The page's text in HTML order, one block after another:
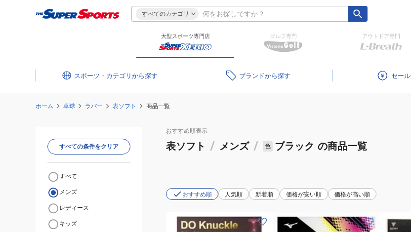
すべてのカテゴリ
大型スポーツ専門店 ゴルフ専門 アウトドア専門
スポーツ・カテゴリ ブランド セール
ホーム 卓球 ラバー 表ソフト 商品一覧
おすすめ順表示
表ソフト / メンズ / 色 ブラック の商品一覧
おすすめ順 人気順 新着順 価格が安い順 価格が高い順
すべての条件をクリア
すべて
メンズ
レディース
キッズ